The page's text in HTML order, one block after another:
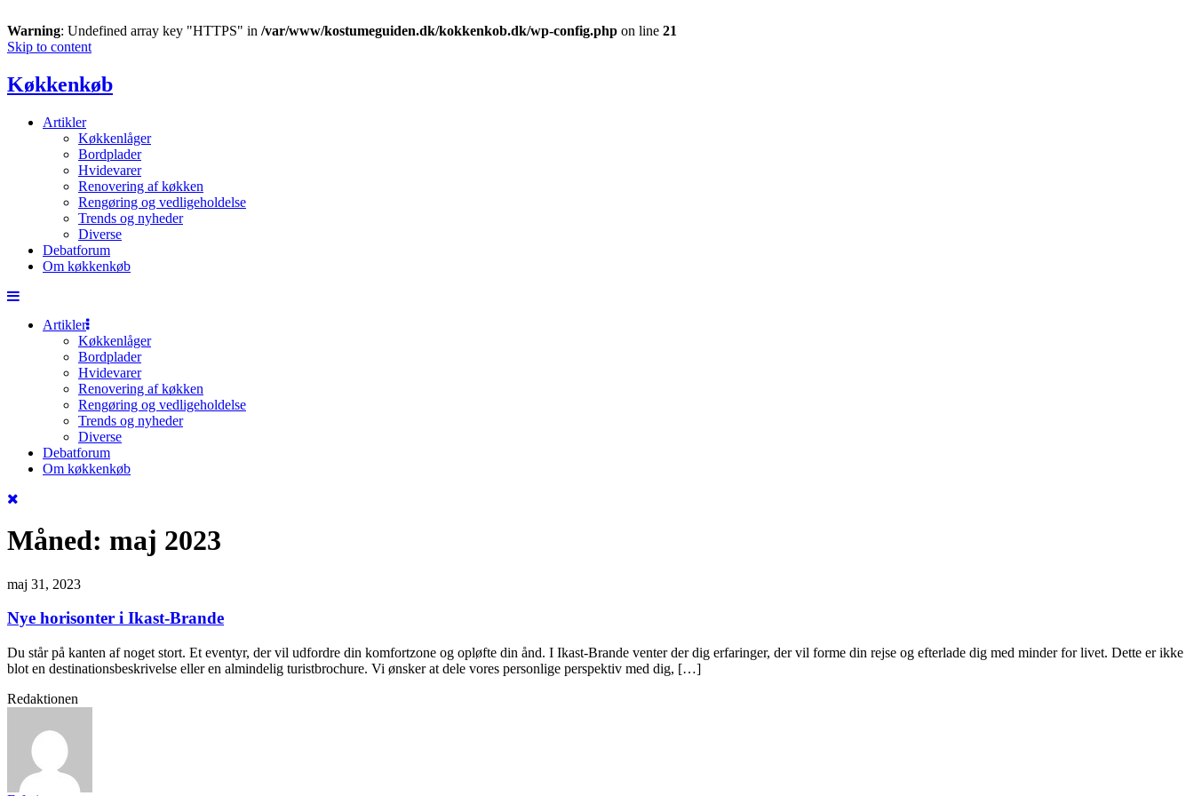
Warning: Undefined array key "HTTPS" in /var/www/kostumeguiden.dk/kokkenkob.dk/wp-config.php on line 21
Skip to content
Køkkenkøb
Artikler
Køkkenlåger
Bordplader
Hvidevarer
Renovering af køkken
Rengøring og vedligeholdelse
Trends og nyheder
Diverse
Debatforum
Om køkkenkøb
Artikler
Køkkenlåger
Bordplader
Hvidevarer
Renovering af køkken
Rengøring og vedligeholdelse
Trends og nyheder
Diverse
Debatforum
Om køkkenkøb
Måned: maj 2023
maj 31, 2023
Nye horisonter i Ikast-Brande
Du står på kanten af noget stort. Et eventyr, der vil udfordre din komfortzone og opløfte din ånd. I Ikast-Brande venter der dig erfaringer, der vil forme din rejse og efterlade dig med minder for livet. Dette er ikke
blot en destinationsbeskrivelse eller en almindelig turistbrochure. Vi ønsker at dele vores personlige perspektiv med dig, […]
Redaktionen